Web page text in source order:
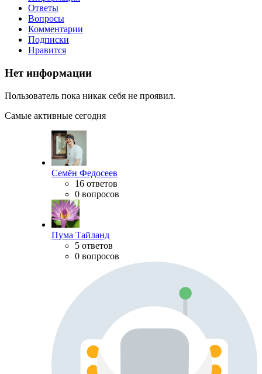
Ответы
Вопросы
Комментарии
Подписки
Нравится
Нет информации
Пользователь пока никак себя не проявил.
Самые активные сегодня
Семён Федосеев
16 ответов
0 вопросов
Пума Тайланд
5 ответов
0 вопросов